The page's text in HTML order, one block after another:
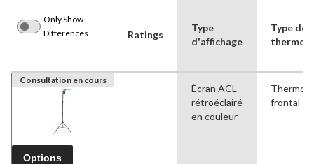
Only Show
Differences
Ratings
Type
d'affichage
Type de
Consultation en cours
Options
Écran ACL
rétroéclairé
en couleur
frontal